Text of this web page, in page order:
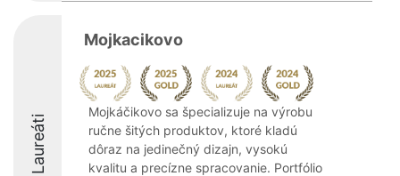
Laureáti
Mojkacikovo
Mojkáčikovo sa špecializuje na výrobu
ručne šitých produktov, ktoré kladú
dôraz na jedinečný dizajn, vysokú
kvalitu a precízne spracovanie. Portfólio